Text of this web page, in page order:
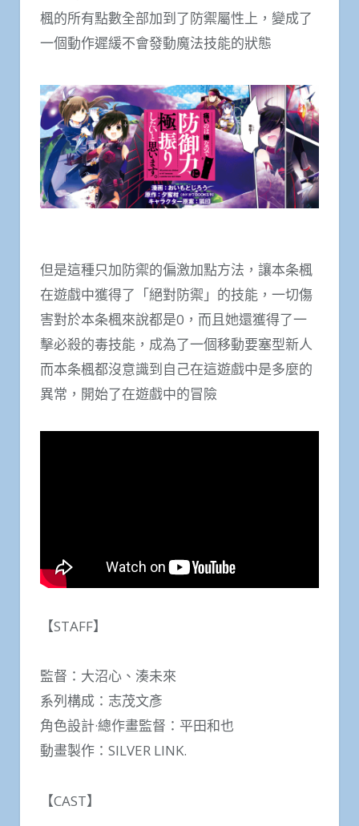
楓的所有點數全部加到了防禦屬性上，變成了
一個動作遲緩不會發動魔法技能的狀態
但是這種只加防禦的偏激加點方法，讓本条楓
在遊戲中獲得了「絕對防禦」的技能，一切傷
害對於本条楓來說都是0，而且她還獲得了一
擊必殺的毒技能，成為了一個移動要塞型新人
而本条楓都沒意識到自己在這遊戲中是多麼的
異常，開始了在遊戲中的冒險
【STAFF】
監督：大沼心、湊未來
系列構成：志茂文彥
角色設計·總作畫監督：平田和也
動畫製作：SILVER LINK.
【CAST】